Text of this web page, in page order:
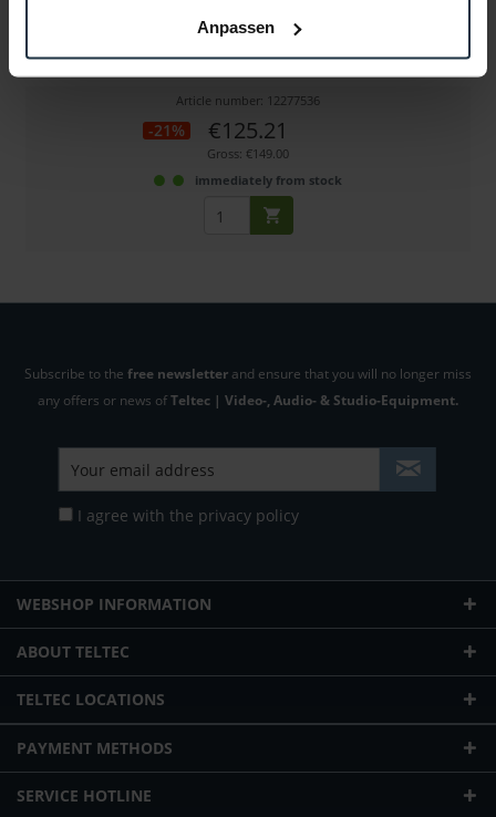
Anpassen
Swit S-2241
20 Watt Bi-Color Kamera-Kopflicht
Article number: 12277536
-21% €125.21
Gross: €149.00
immediately from stock
Subscribe to the free newsletter and ensure that you will no longer miss
any offers or news ofTeltec | Video-, Audio- & Studio-Equipment.
I agree with the privacy policy
WEBSHOP INFORMATION
ABOUT TELTEC
TELTEC LOCATIONS
PAYMENT METHODS
SERVICE HOTLINE